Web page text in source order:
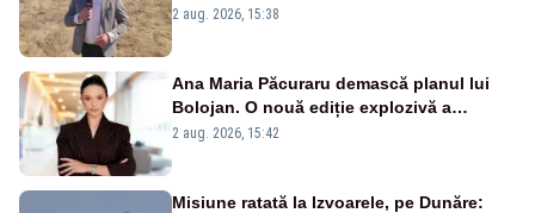
2 aug. 2026, 15:38
Ana Maria Păcuraru demască planul lui
Bolojan. O nouă ediție explozivă a
emisiunii „Miza Zilei” la Realitatea PLUS
2 aug. 2026, 15:42
Misiune ratată la Izvoarele, pe Dunăre: